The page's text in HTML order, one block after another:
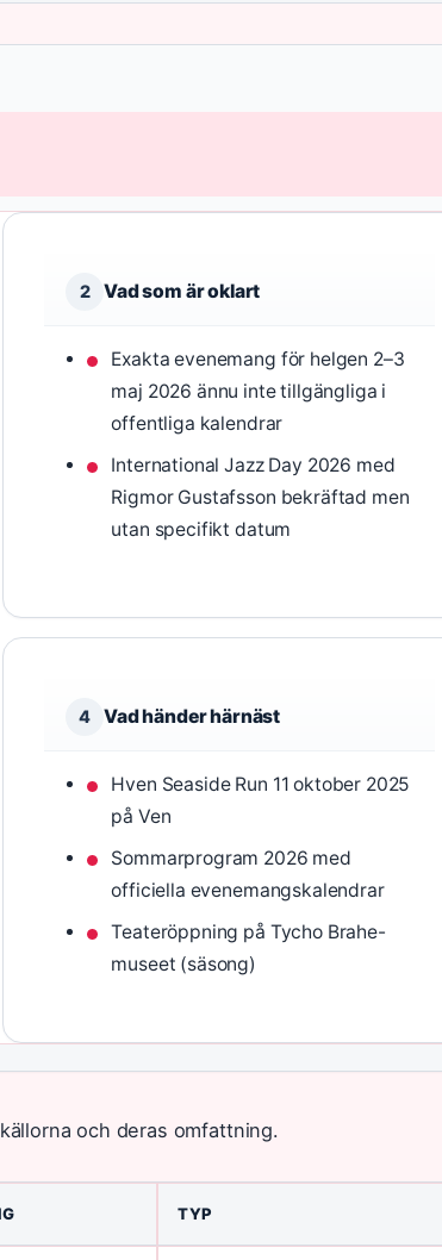
2 Vad som är oklart
Exakta evenemang för helgen 2–3
maj 2026 ännu inte tillgängliga i
offentliga kalendrar
International Jazz Day 2026 med
Rigmor Gustafsson bekräftad men
utan specifikt datum
4 Vad händer härnäst
Hven Seaside Run 11 oktober 2025
på Ven
Sommarprogram 2026 med
officiella evenemangskalendrar
Teateröppning på Tycho Brahe-
museet (säsong)
och deras omfattning.
TYP